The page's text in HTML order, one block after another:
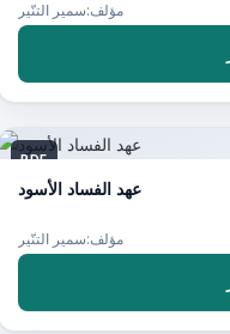
مؤلف:سمير التنّير
PDF
عهد الفساد الأسود
مؤلف:سمير التنّير